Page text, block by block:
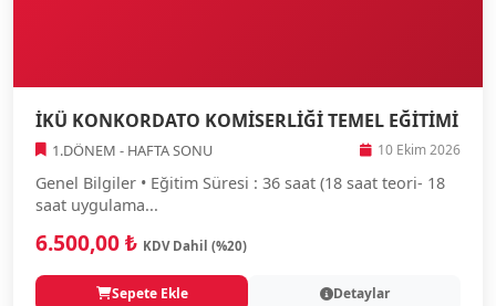
İKÜ KONKORDATO KOMİSERLİĞİ TEMEL EĞİTİMİ
1.DÖNEM - HAFTA SONU 10 Ekim 2026
Genel Bilgiler • Eğitim Süresi : 36 saat (18 saat teori- 18
saat uygulama...
6.500,00 ₺ KDV Dahil (%20)
Sepete Ekle Detaylar